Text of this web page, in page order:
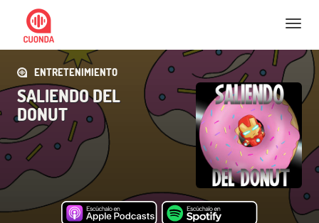
Nav
ENTRETENIMIENTO
SALIENDO DEL
DONUT